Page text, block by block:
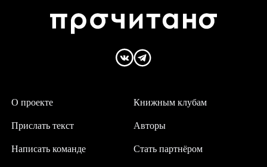
О проекте
Написать команде
Авторы
Прислать текст
Книжным клубам
Стать партнёром